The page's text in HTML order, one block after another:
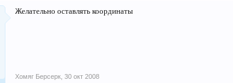
Желательно оставлять координаты
Хомяг Берсерк 30 окт 2008